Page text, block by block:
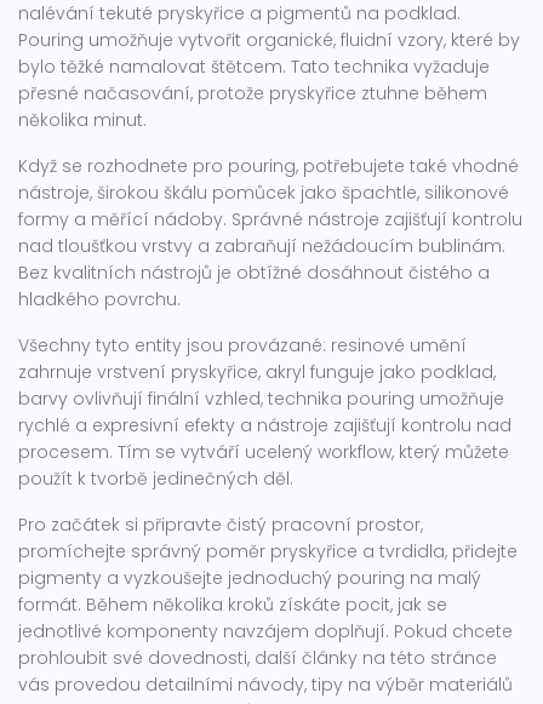
nalévání tekuté pryskyřice a pigmentů na podklad.
Pouring umožňuje vytvořit organické, fluidní vzory, které by
bylo těžké namalovat štětcem. Tato technika vyžaduje
přesné načasování, protože pryskyřice ztuhne během
několika minut.
Když se rozhodnete pro pouring, potřebujete také vhodné
nástroje, širokou škálu pomůcek jako špachtle, silikonové
formy a měřící nádoby. Správné nástroje zajišťují kontrolu
nad tloušťkou vrstvy a zabraňují nežádoucím bublinám.
Bez kvalitních nástrojů je obtížné dosáhnout čistého a
hladkého povrchu.
Všechny tyto entity jsou provázané: resinové umění
zahrnuje vrstvení pryskyřice, akryl funguje jako podklad,
barvy ovlivňují finální vzhled, technika pouring umožňuje
rychlé a expresivní efekty a nástroje zajišťují kontrolu nad
procesem. Tím se vytváří ucelený workflow, který můžete
použít k tvorbě jedinečných děl.
Pro začátek si připravte čistý pracovní prostor,
promíchejte správný poměr pryskyřice a tvrdidla, přidejte
pigmenty a vyzkoušejte jednoduchý pouring na malý
formát. Během několika kroků získáte pocit, jak se
jednotlivé komponenty navzájem doplňují. Pokud chcete
prohloubit své dovednosti, další články na této stránce
vás provedou detailními návody, tipy na výběr materiálů